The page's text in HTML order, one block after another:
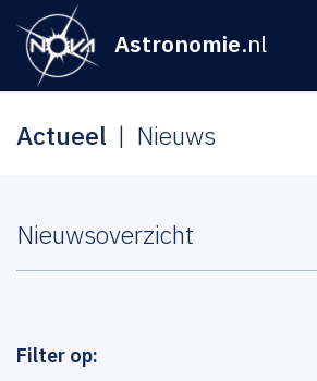
Astronomie.nl
Actueel Nieuws
Nieuwsoverzicht
Filter op: